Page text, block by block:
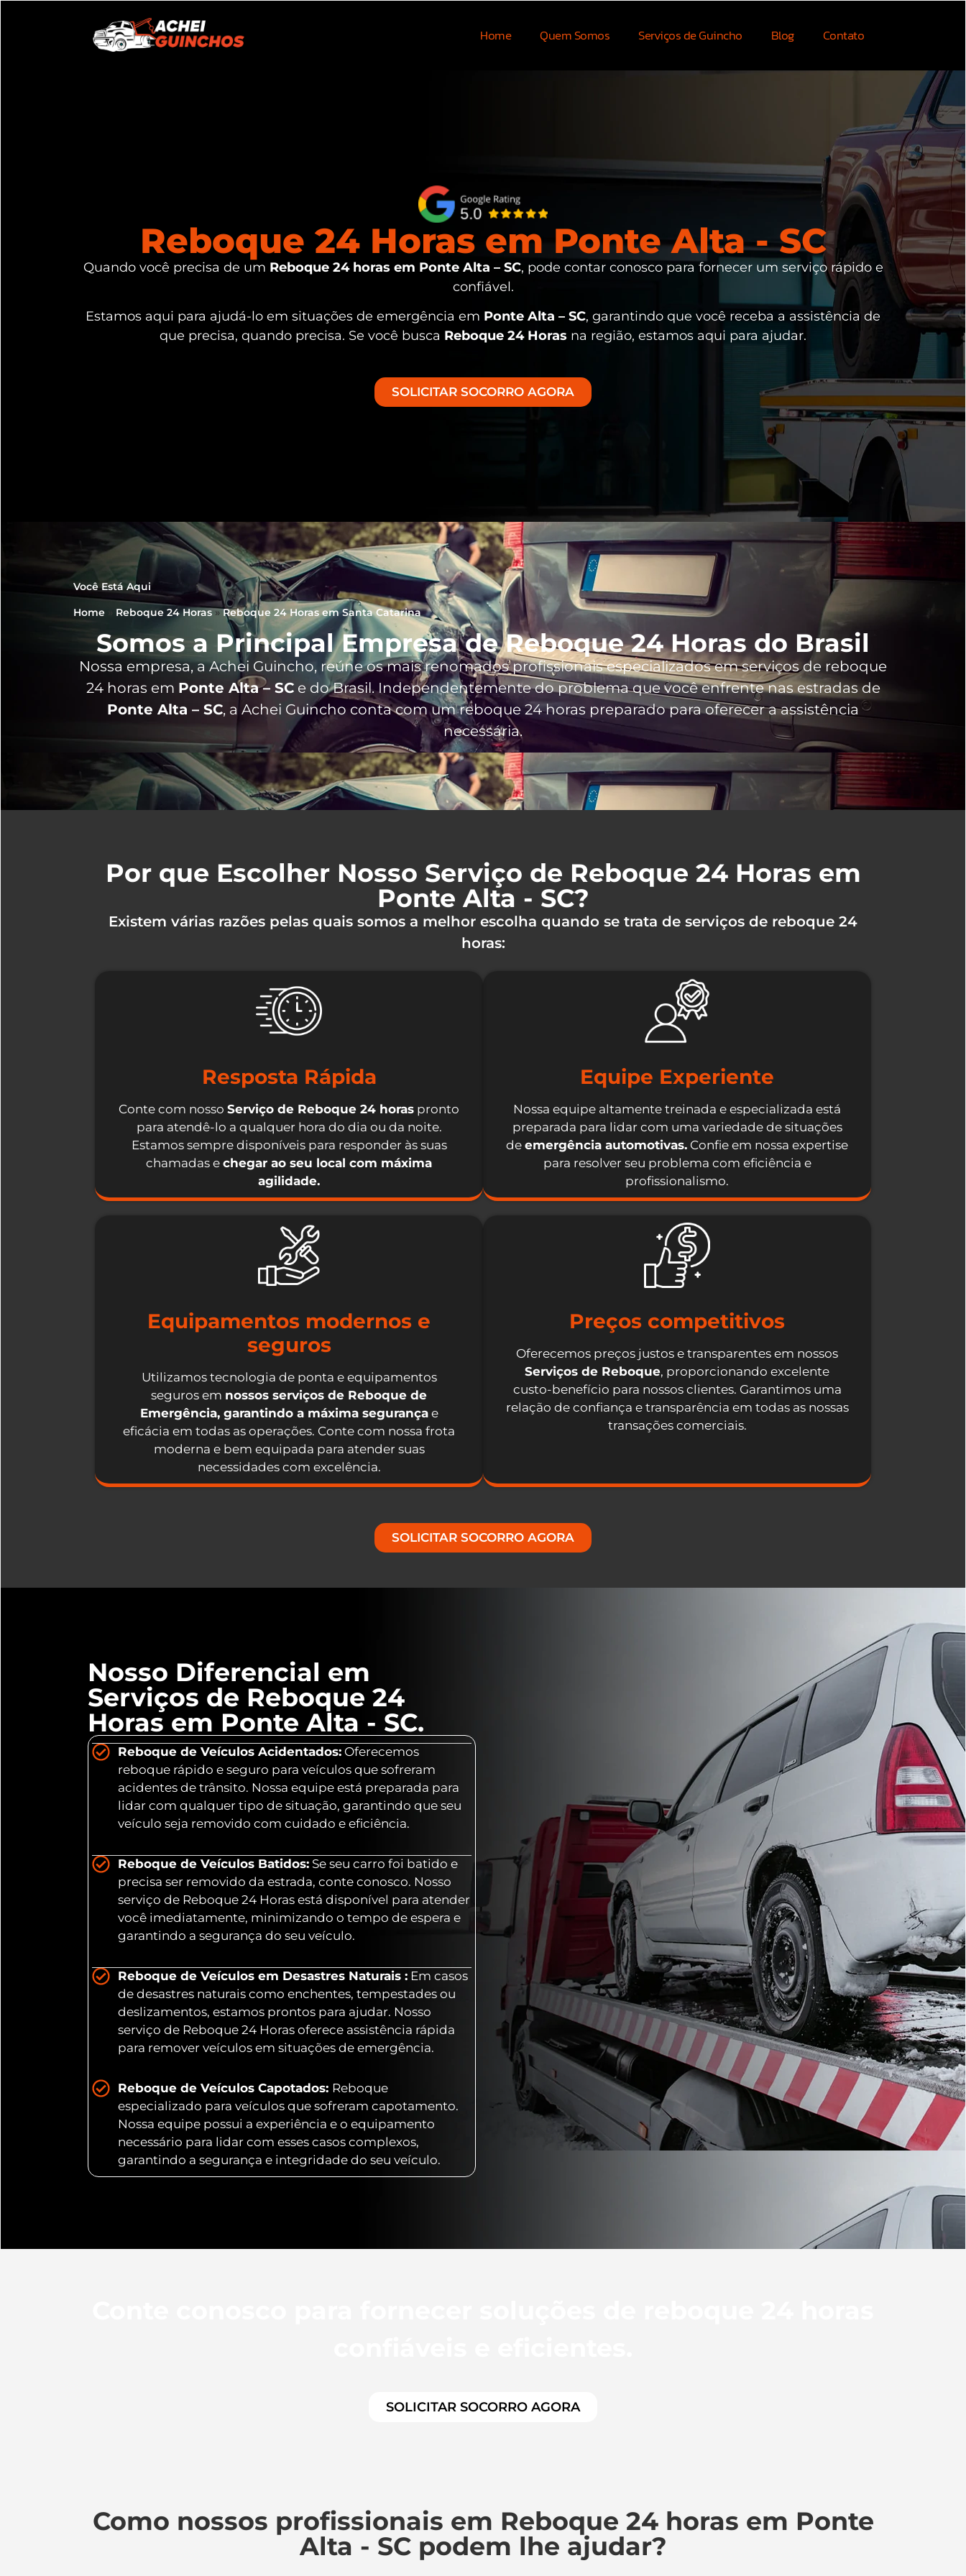
Home Quem Somos Serviços de Guincho Blog Contato
Reboque 24 Horas em Ponte Alta - SC
Quando você precisa de um Reboque 24 horas em Ponte Alta – SC, pode contar conosco para fornecer um serviço rápido e
confiável.
Estamos aqui para ajudá-lo em situações de emergência em Ponte Alta – SC, garantindo que você receba a assistência de
que precisa, quando precisa. Se você busca Reboque 24 Horas na região, estamos aqui para ajudar.
SOLICITAR SOCORRO AGORA
Você Está Aqui
Home
Reboque 24 Horas»Reboque 24 Horas em Santa Catarina
Somos a Principal Empresa de Reboque 24 Horas do Brasil
Nossa empresa, aAchei Guincho, reúne os mais renomados profissionais especializados em serviços de reboque
24 horas em Ponte Alta – SCe do Brasil. Independentemente do problema que você enfrente nas estradas de
Ponte Alta – SC, a Achei Guincho conta com um reboque 24 horas preparado para oferecer a assistência
necessária.
Por que Escolher Nosso Serviço de Reboque 24 Horas em
Ponte Alta - SC?
Existem várias razões pelas quais somos a melhor escolha quando se trata de serviços de reboque 24
horas:
Resposta Rápida
Conte com nosso Serviço de Reboque 24 horas pronto
para atendê-lo a qualquer hora do dia ou da noite.
Estamos sempre disponíveis para responder às suas
chamadas e chegar ao seu local com máxima
agilidade.
Equipe Experiente
Nossa equipe altamente treinada e especializada está
preparada para lidar com uma variedade de situações
de emergência automotivas. Confie em nossa expertise
para resolver seu problema com eficiência e
profissionalismo.
Equipamentos modernos e
seguros
Utilizamos tecnologia de ponta e equipamentos
seguros em nossos serviços de Reboque de
Emergência, garantindo a máxima segurançae
eficácia em todas as operações. Conte com nossa frota
moderna e bem equipada para atender suas
necessidades com excelência.
Preços competitivos
Oferecemos preços justos e transparentes em nossos
Serviços de Reboque, proporcionando excelente
custo-benefício para nossos clientes. Garantimos uma
relação de confiança e transparência em todas as nossas
transações comerciais.
SOLICITAR SOCORRO AGORA
Nosso Diferencial em
Serviços de Reboque 24
Horas em Ponte Alta - SC.
Reboque de Veículos Acidentados: Oferecemos
reboque rápido e seguro para veículos que sofreram
acidentes de trânsito. Nossa equipe está preparada para
lidar com qualquer tipo de situação, garantindo que seu
veículo seja removido com cuidado e eficiência.
Reboque de Veículos Batidos: Se seu carro foi batido e
precisa ser removido da estrada, conte conosco. Nosso
serviço de Reboque 24 Horas está disponível para atender
você imediatamente, minimizando o tempo de espera e
garantindo a segurança do seu veículo.
Reboque de Veículos em Desastres Naturais : Em casos
de desastres naturais como enchentes, tempestades ou
deslizamentos, estamos prontos para ajudar. Nosso
serviço de Reboque 24 Horas oferece assistência rápida
para remover veículos em situações de emergência.
Reboque de Veículos Capotados: Reboque
especializado para veículos que sofreram capotamento.
Nossa equipe possui a experiência e o equipamento
necessário para lidar com esses casos complexos,
garantindo a segurança e integridade do seu veículo.
SOLICITAR SOCORRO AGORA
Como nossos profissionais em Reboque 24 horas em Ponte
Alta - SC podem lhe ajudar?